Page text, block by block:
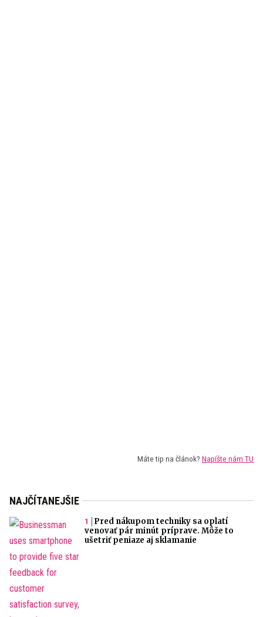
Máte tip na článok? Napíšte nám TU
NAJČÍTANEJŠIE
Pred nákupom techniky sa oplatí
venovať pár minút príprave. Môže to
ušetriť peniaze aj sklamanie